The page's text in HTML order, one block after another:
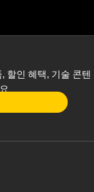
할인 혜택, 기술 콘텐